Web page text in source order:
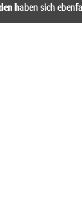
haben sich